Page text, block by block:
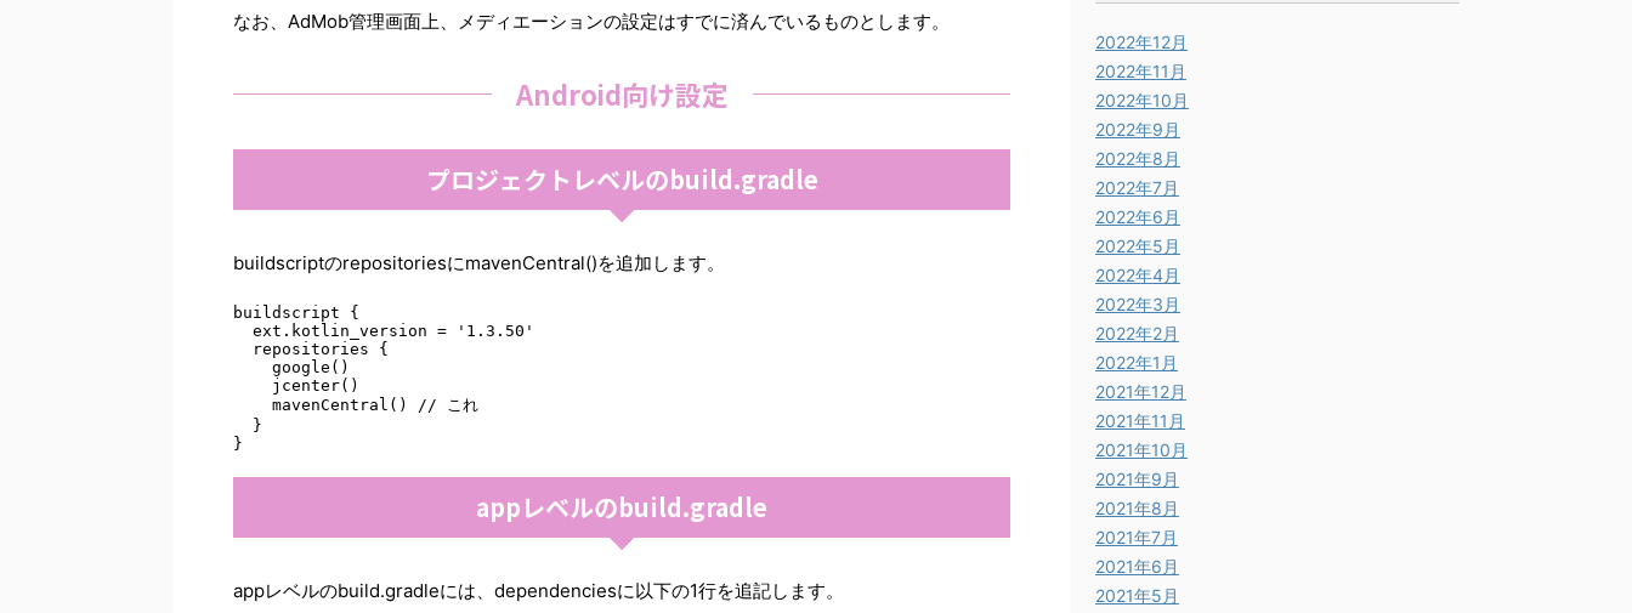
なお、AdMob管理画面上、メディエーションの設定はすでに済んでいるものとします。
Android向け設定
プロジェクトレベルのbuild.gradle
buildscriptのrepositoriesにmavenCentral()を追加します。
buildscript {
  ext.kotlin_version = '1.3.50'
  repositories {
    google()
    jcenter()
    mavenCentral() // これ
  }
}
appレベルのbuild.gradle
appレベルのbuild.gradleには、dependenciesに以下の1行を追記します。
2022年12月
2022年11月
2022年10月
2022年9月
2022年8月
2022年7月
2022年6月
2022年5月
2022年4月
2022年3月
2022年2月
2022年1月
2021年12月
2021年11月
2021年10月
2021年9月
2021年8月
2021年7月
2021年6月
2021年5月